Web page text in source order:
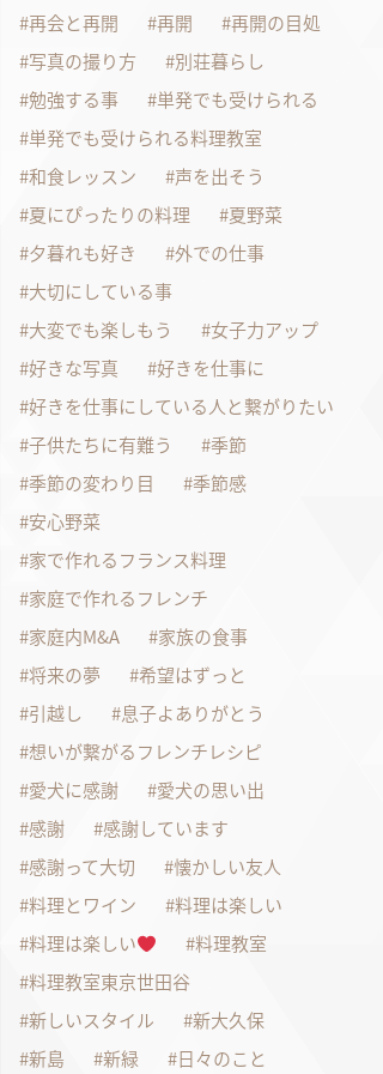
再会と再開
再開
再開の目処
写真の撮り方
別荘暮らし
勉強する事
単発でも受けられる
単発でも受けられる料理教室
和食レッスン
声を出そう
夏にぴったりの料理
夏野菜
夕暮れも好き
外での仕事
大切にしている事
大変でも楽しもう
女子力アップ
好きな写真
好きを仕事に
好きを仕事にしている人と繋がりたい
子供たちに有難う
季節
季節の変わり目
季節感
安心野菜
家で作れるフランス料理
家庭で作れるフレンチ
家庭内M&A
家族の食事
将来の夢
希望はずっと
引越し
息子よありがとう
想いが繋がるフレンチレシピ
愛犬に感謝
愛犬の思い出
感謝
感謝しています
感謝って大切
懐かしい友人
料理とワイン
料理は楽しい
料理は楽しい
料理教室
料理教室東京世田谷
新しいスタイル
新大久保
新島
新緑
日々のこと